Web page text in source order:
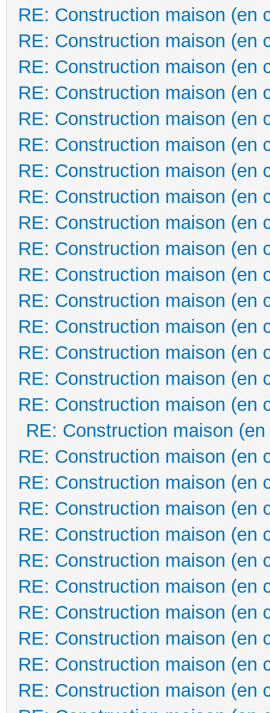
RE: Construction maison (en
RE: Construction maison (en
RE: Construction maison (en
RE: Construction maison (en
RE: Construction maison (en
RE: Construction maison (en
RE: Construction maison (en
RE: Construction maison (en
RE: Construction maison (en
RE: Construction maison (en
RE: Construction maison (en
RE: Construction maison (en
RE: Construction maison (en
RE: Construction maison (en
RE: Construction maison (en
RE: Construction maison (en
RE: Construction maison
RE: Construction maison (en
RE: Construction maison (en
RE: Construction maison (en
RE: Construction maison (en
RE: Construction maison (en
RE: Construction maison (en
RE: Construction maison (en
RE: Construction maison (en
RE: Construction maison (en
RE: Construction maison (en